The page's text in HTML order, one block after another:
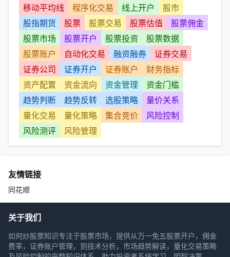
移动平均线
程序化交易 线上开户
股市
股指期货
股票 股票交易 股票估值
股票佣金
股票市场
股票开户 股票投资
股票数据
股票账户
自动化交易 融资融券
证券交易
证券公司
证券开户 证券账户
财务指标
资产配置
资金流向 资金管理
资金门槛
趋势判断
趋势反转 选股策略
量价关系
量化交易
量化策略 集合竞价
风险控制
风险测评
风险管理
友情链接
同花顺
关于我们
如何炒股票知识专注于股票市场，提供从万一免五股票开户，佣金
费率，证券账户管理，到技术分析，市场趋势解读，量化交易策略